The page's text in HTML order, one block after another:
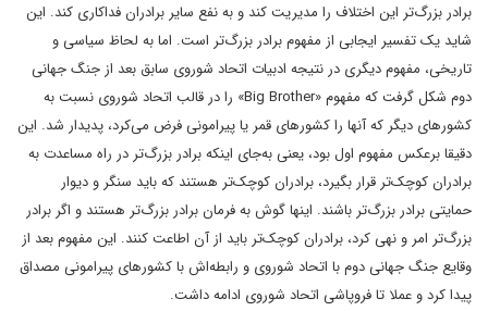
برادر بزرگ‌تر این اختلاف را مدیریت کند و به نفع سایر برادران فداکاری کند. این
شاید یک تفسیر ایجابی از مفهوم برادر بزرگ‌تر است. اما به لحاظ سیاسی و
تاریخی، مفهوم دیگری در نتیجه ادبیات اتحاد شوروی سابق بعد از جنگ جهانی
دوم شکل گرفت که مفهوم «Big Brother» را در قالب اتحاد شوروی نسبت به
کشورهای دیگر که آنها را کشورهای قمر یا پیرامونی فرض می‌کرد، پدیدار شد. این
دقیقا برعکس مفهوم اول بود، یعنی به‌جای اینکه برادر بزرگ‌تر در راه مساعدت به
برادران کوچک‌تر قرار بگیرد، برادران کوچک‌تر هستند که باید سنگر و دیوار
حمایتی برادر بزرگ‌تر باشند. اینها گوش به فرمان برادر بزرگ‌تر هستند و اگر برادر
بزرگ‌تر امر و نهی کرد، برادران کوچک‌تر باید از آن اطاعت کنند. این مفهوم بعد از
وقایع جنگ جهانی دوم با اتحاد شوروی و رابطه‌اش با کشورهای پیرامونی مصداق
پیدا کرد و عملا تا فروپاشی اتحاد شوروی ادامه داشت.